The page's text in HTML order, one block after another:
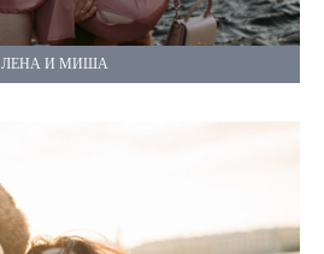
ЛЕНА И МИША